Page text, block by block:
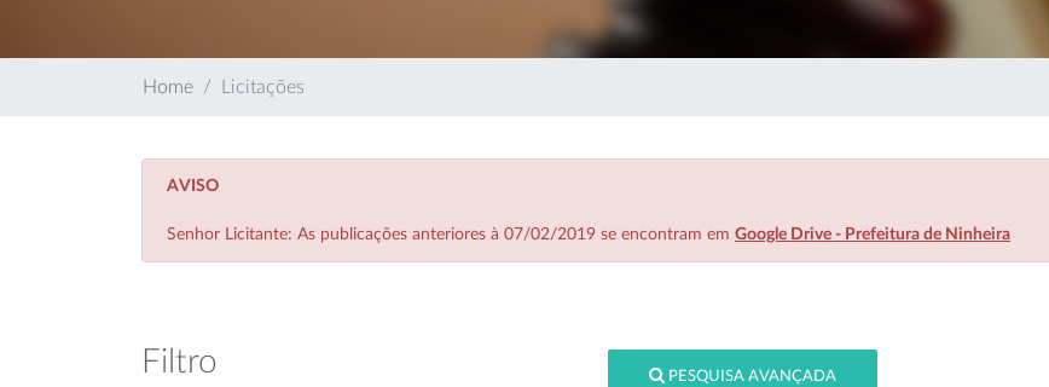
Home Licitações
AVISO
Senhor Licitante: As publicações anteriores à 07/02/2019 se encontram em Google Drive - Prefeitura de Ninheira
Filtro PESQUISA AVANÇADA